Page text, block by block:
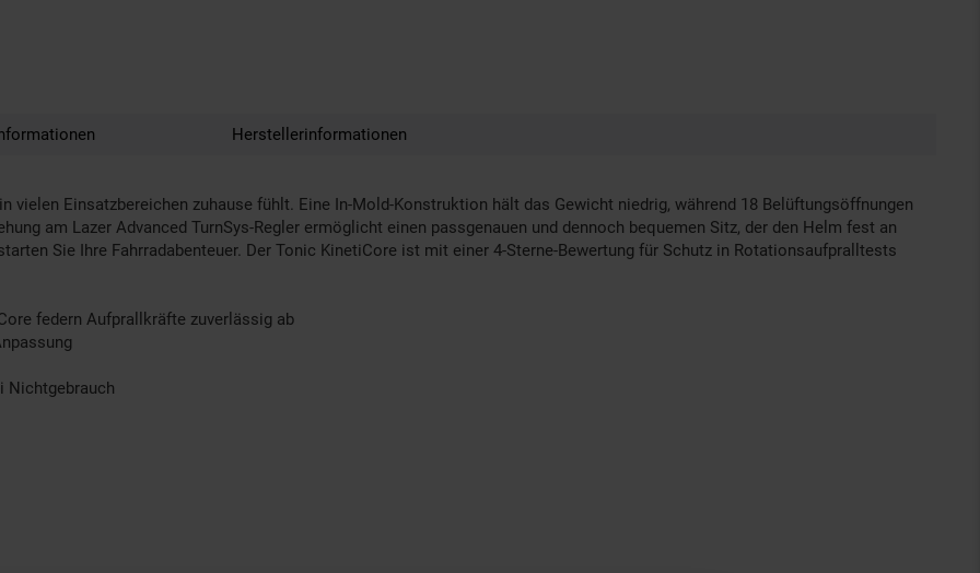
Herstellerinformationen
vielen Einsatzbereichen zuhause fühlt. Eine In-Mold-Konstruktion hält das Gewicht niedrig, während 18 Belüftungsöffnungen
am Lazer Advanced TurnSys-Regler ermöglicht einen passgenauen und dennoch bequemen Sitz, der den Helm fest an
Sie Ihre Fahrradabenteuer. Der Tonic KinetiCore ist mit einer 4-Sterne-Bewertung für Schutz in Rotationsaufpralltests
federn Aufprallkräfte zuverlässig ab
Nichtgebrauch